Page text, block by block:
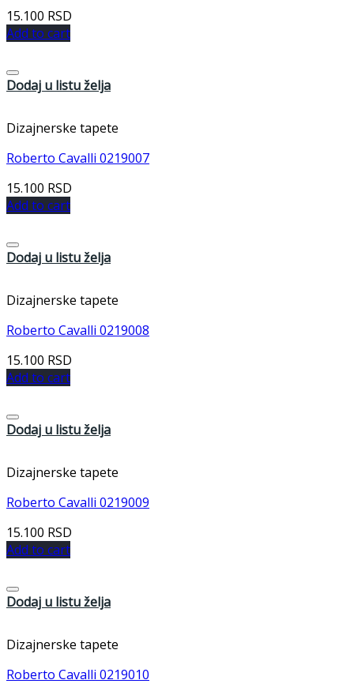
15.100 RSD
Add to cart
Dodaj u listu želja
Dizajnerske tapete
Roberto Cavalli 0219007
15.100 RSD
Add to cart
Dodaj u listu želja
Dizajnerske tapete
Roberto Cavalli 0219008
15.100 RSD
Add to cart
Dodaj u listu želja
Dizajnerske tapete
Roberto Cavalli 0219009
15.100 RSD
Add to cart
Dodaj u listu želja
Dizajnerske tapete
Roberto Cavalli 0219010